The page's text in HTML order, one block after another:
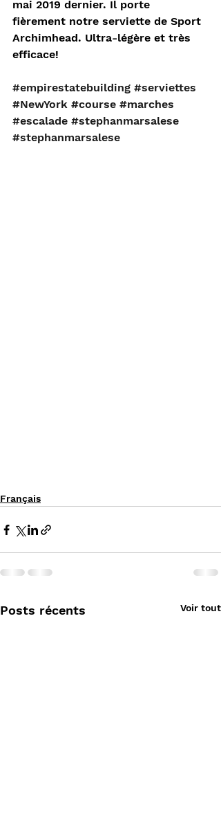
mai 2019 dernier. Il porte
fièrement notre serviette de Sport
Archimhead. Ultra-légère et très
efficace!
#empirestatebuilding #serviettes
#NewYork #course #marches
#escalade #stephanmarsalese
#stephanmarsalese
Français
Posts récents Voir tout